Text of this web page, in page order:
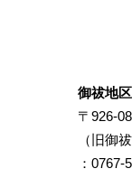
御祓地
〒926-
（旧御
：0767-